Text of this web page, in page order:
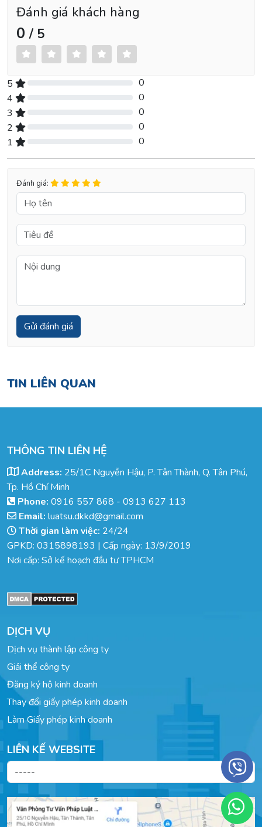
Đánh giá khách hàng
0 / 5
5
0
4
0
3
0
2
0
1
0
Đánh giá:
TIN LIÊN QUAN
THÔNG TIN LIÊN HỆ
Address: 25/1C Nguyễn Hậu, P. Tân Thành, Q. Tân Phú,
Tp. Hồ Chí Minh
Phone: 0916 557 868 - 0913 627 113
Email: luatsu.dkkd@gmail.com
Thời gian làm việc: 24/24
GPKD: 0315898193 | Cấp ngày: 13/9/2019
Nơi cấp: Sở kế hoạch đầu tư TPHCM
DỊCH VỤ
Dịch vụ thành lập công ty
Giải thể công ty
Đăng ký hộ kinh doanh
Thay đổi giấy phép kinh doanh
Làm Giấy phép kinh doanh
LIÊN KẾ WEBSITE